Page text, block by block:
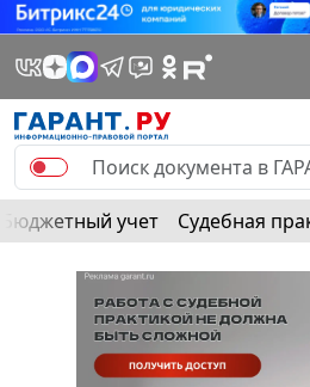
Бюджетный учет Судебная